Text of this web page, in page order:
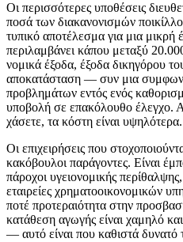
Οι περισσότερες υποθέσεις
ποσά των διακανονισμών
τυπικό αποτέλεσμα για μια μικρή
περιλαμβάνει κάπου μεταξύ
νομικά έξοδα, έξοδα δικηγόρου
αποκατάσταση — συν μια
προβλημάτων εντός ενός
υποβολή σε επακόλουθο έλεγχο.
χάσετε, τα κόστη είναι υψηλότερα.
Οι επιχειρήσεις που
κακόβουλοι παράγοντες. Είναι
πάροχοι υγειονομικής
εταιρείες χρηματοοικονομικών
ποτέ προτεραιότητα στην
κατάθεση αγωγής είναι χαμηλό
— αυτό είναι που καθιστά δυνατό